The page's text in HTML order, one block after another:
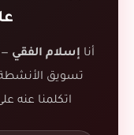
أنا إسلام الفقي —
تسويق الأنشطة
اتكلمنا عنه